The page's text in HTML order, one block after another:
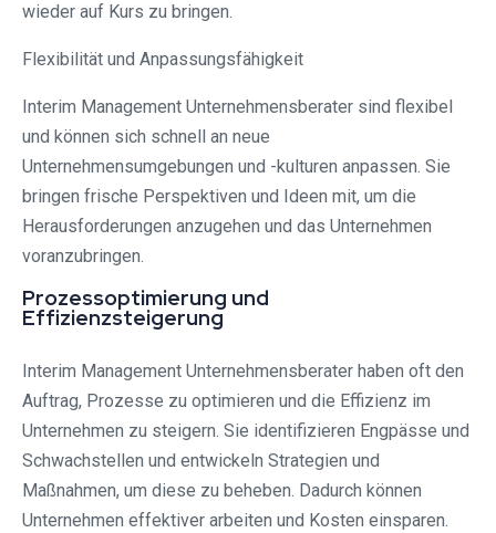
wieder auf Kurs zu bringen.
Flexibilität und Anpassungsfähigkeit
Interim Management Unternehmensberater sind flexibel
und können sich schnell an neue
Unternehmensumgebungen und -kulturen anpassen. Sie
bringen frische Perspektiven und Ideen mit, um die
Herausforderungen anzugehen und das Unternehmen
voranzubringen.
Prozessoptimierung und
Effizienzsteigerung
Interim Management Unternehmensberater haben oft den
Auftrag, Prozesse zu optimieren und die Effizienz im
Unternehmen zu steigern. Sie identifizieren Engpässe und
Schwachstellen und entwickeln Strategien und
Maßnahmen, um diese zu beheben. Dadurch können
Unternehmen effektiver arbeiten und Kosten einsparen.